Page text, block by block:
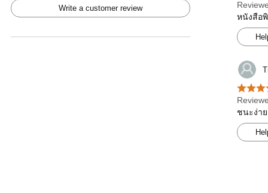
Write a customer review
หนังสือ
ชนะง่า